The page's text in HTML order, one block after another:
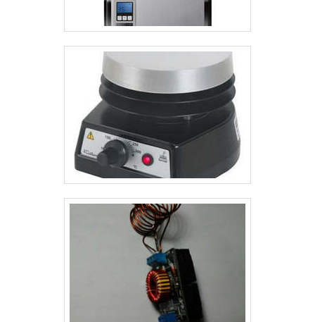
aquecedor a gás 30 litros.Tudo isso por ser uma
empresa comprometida com seus serviços e uma
empresa inovadora, padrões alcançados por conter
escritório de alta qualidade onde são realizadas as
atividades e equipamentos de última geração.
Esses fatores, somados a um time com equipe
multidisciplinar de consultores associados e
profissionais com vasta experiência na área de
atuação, comprova sua essência de trazer o melhor
para todos os clientes.